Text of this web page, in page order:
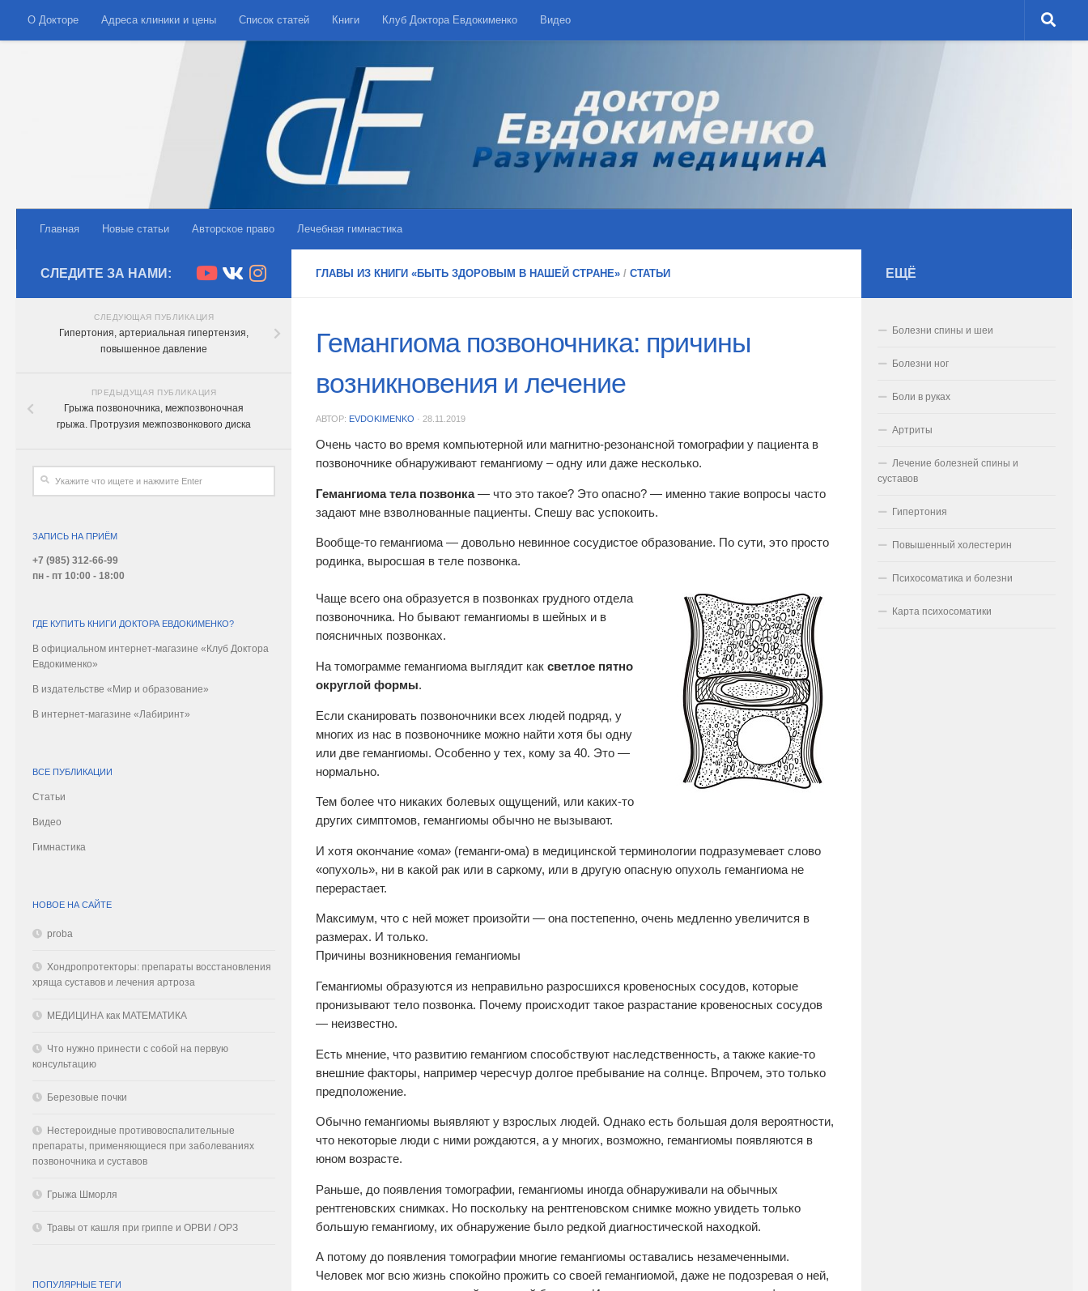
Skip to content
О Докторе Адреса клиники и цены Список статей Книги Клуб Доктора Евдокименко Видео
Главная Новые статьи Авторское право Лечебная гимнастика
ГЛАВЫ ИЗ КНИГИ «БЫТЬ ЗДОРОВЫМ В НАШЕЙ СТРАНЕ» / СТАТЬИ
Гемангиома позвоночника: причины
возникновения и лечение
АВТОР: EVDOKIMENKO · 28.11.2019
Очень часто во время компьютерной или магнитно-резонансной томографии у пациента в
позвоночнике обнаруживают гемангиому – одну или даже несколько.
Гемангиома тела позвонка— что это такое? Это опасно? — именно такие вопросы часто
задают мне взволнованные пациенты. Спешу вас успокоить.
Вообще-то гемангиома — довольно невинное сосудистое образование. По сути, это просто
родинка, выросшая в теле позвонка.
Чаще всего она образуется в позвонках грудного отдела
позвоночника. Но бывают гемангиомы в шейных и в
поясничных позвонках.
На томограмме гемангиома выглядит как светлое пятно
округлой формы.
Если сканировать позвоночники всех людей подряд, у
многих из нас в позвоночнике можно найти хотя бы одну
или две гемангиомы. Особенно у тех, кому за 40. Это —
нормально.
Тем более что никаких болевых ощущений, или каких-то
других симптомов, гемангиомы обычно не вызывают.
И хотя окончание «ома» (геманги-ома) в медицинской терминологии подразумевает слово
«опухоль», ни в какой рак или в саркому, или в другую опасную опухоль гемангиома не
перерастает.
Максимум, что с ней может произойти — она постепенно, очень медленно увеличится в
размерах. И только.
Причины возникновения гемангиомы
Гемангиомы образуются из неправильно разросшихся кровеносных сосудов, которые
пронизывают тело позвонка. Почему происходит такое разрастание кровеносных сосудов
— неизвестно.
Есть мнение, что развитию гемангиом способствуют наследственность, а также какие-то
внешние факторы, например чересчур долгое пребывание на солнце. Впрочем, это только
предположение.
Обычно гемангиомы выявляют у взрослых людей. Однако есть большая доля вероятности,
что некоторые люди с ними рождаются, а у многих, возможно, гемангиомы появляются в
юном возрасте.
Раньше, до появления томографии, гемангиомы иногда обнаруживали на обычных
рентгеновских снимках. Но поскольку на рентгеновском снимке можно увидеть только
большую гемангиому, их обнаружение было редкой диагностической находкой.
А потому до появления томографии многие гемангиомы оставались незамеченными.
Человек мог всю жизнь спокойно прожить со своей гемангиомой, даже не подозревая о ней,
СЛЕДИТЕ ЗА НАМИ:
СЛЕДУЮЩАЯ ПУБЛИКАЦИЯ
Гипертония, артериальная гипертензия,
повышенное давление
ПРЕДЫДУЩАЯ ПУБЛИКАЦИЯ
Грыжа позвоночника, межпозвоночная
грыжа. Протрузия межпозвонкового диска
ЗАПИСЬ НА ПРИЁМ
+7 (985) 312-66-99
пн - пт 10:00 - 18:00
ГДЕ КУПИТЬ КНИГИ ДОКТОРА ЕВДОКИМЕНКО?
В официальном интернет-магазине «Клуб Доктора
Евдокименко»
В издательстве «Мир и образование»
В интернет-магазине «Лабиринт»
ВСЕ ПУБЛИКАЦИИ
Статьи
Видео
Гимнастика
НОВОЕ НА САЙТЕ
proba
Хондропротекторы: препараты восстановления
хряща суставов и лечения артроза
МЕДИЦИНА как МАТЕМАТИКА
Что нужно принести с собой на первую
консультацию
Березовые почки
Нестероидные противовоспалительные
препараты, применяющиеся при заболеваниях
позвоночника и суставов
Грыжа Шморля
Травы от кашля при гриппе и ОРВИ / ОРЗ
ПОПУЛЯРНЫЕ ТЕГИ
ЕЩЁ
Болезни спины и шеи
Болезни ног
Боли в руках
Артриты
Лечение болезней спины и
суставов
Гипертония
Повышенный холестерин
Психосоматика и болезни
Карта психосоматики